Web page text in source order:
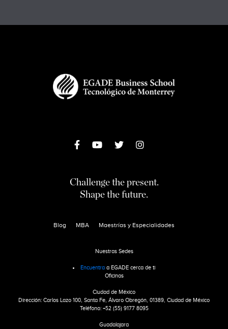
Challenge the present.
Shape the future.
Blog MBA Maestrías y Especialidades
Nuestras Sedes
Encuentra a EGADE cerca de ti
Oficinas
Ciudad de México
Dirección: Carlos Lazo 100, Santa Fe, Álvaro Obregón, 01389, Ciudad de México
Teléfono: +52 (55) 9177 8095
Guadalajara